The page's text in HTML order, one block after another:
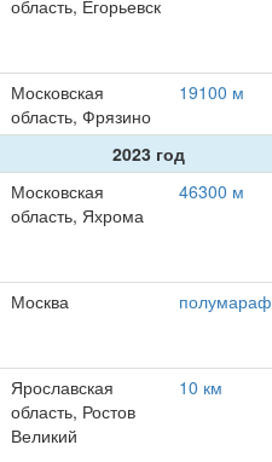
область, Егорьевск
Московская
область, Фрязино
19100 м
2023 год
Московская
область, Яхрома
46300 м
Москва
Ярославская
область, Ростов
Великий
10 км